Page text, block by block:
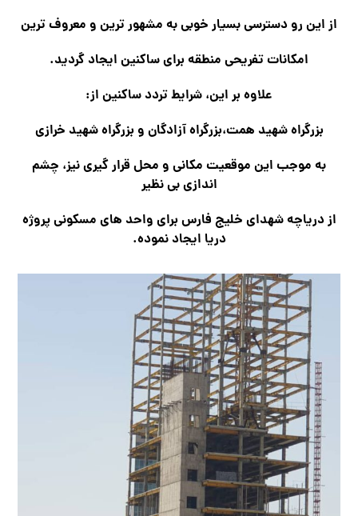
از این رو دسترسی بسیار خوبی به مشهور ترین و معروف ترین
امکانات تفریحی منطقه برای ساکنین ایجاد گردید.
علاوه بر این، شرایط تردد ساکنین از:
بزرگراه شهید همت،بزرگراه آزادگان وبزرگراه شهید خرازی
به موجب این موقعیت مکانی و محل قرار گیری نیز، چشم
اندازی بی نظیر
از دریاچه شهدای خلیج فارس برای واحد های مسکونی پروژه
دریا ایجاد نموده.